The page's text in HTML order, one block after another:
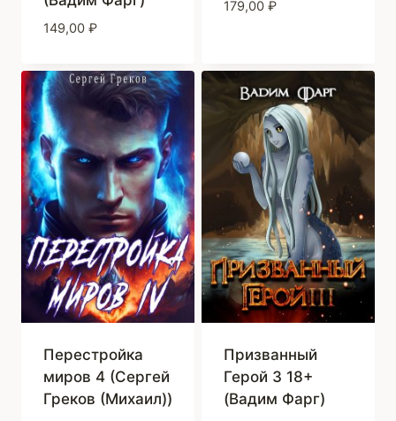
149,00 ₽
179,00 ₽
Перестройка
миров 4 (Сергей
Греков (Михаил))
Призванный
Герой 3 18+
(Вадим Фарг)